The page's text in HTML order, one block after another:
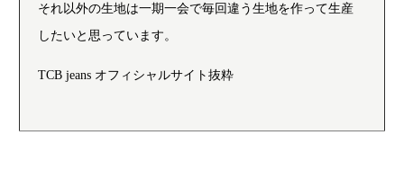
それ以外の生地は一期一会で毎回違う生地を作って生産
したいと思っています。
TCB jeans オフィシャルサイト抜粋